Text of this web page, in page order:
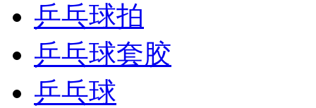
乒乓球拍
乒乓球套胶
乒乓球